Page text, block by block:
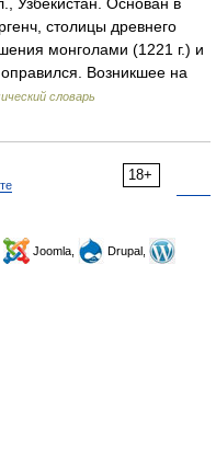
столицы древнего
монголами (1221 г.) и
Возникшее на
словарь
18+
Joomla,
Drupal,